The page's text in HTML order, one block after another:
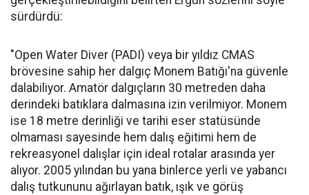
sürdürdü:
"Open Water Diver (PADI) veya bir yıldız CMAS
brövesine sahip her dalgıç Monem Batığı'na güvenle
dalabiliyor. Amatör dalgıçların 30 metreden daha
derindeki batıklara dalmasına izin verilmiyor. Monem
ise 18 metre derinliği ve tarihi eser statüsünde
olmaması sayesinde hem dalış eğitimi hem de
rekreasyonel dalışlar için ideal rotalar arasında yer
alıyor. 2005 yılından bu yana binlerce yerli ve yabancı
dalış tutkununu ağırlayan batık, ışık ve görüş